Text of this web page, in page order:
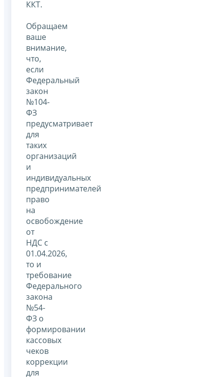
ККТ.
Обращаем
ваше
внимание,
что,
если
Федеральный
закон
№104-
ФЗ
предусматривает
для
таких
организаций
и
индивидуальных
предпринимателей
право
на
освобождение
от
НДС c
01.04.2026,
то и
требование
Федерального
закона
№54-
ФЗ о
формировании
кассовых
чеков
коррекции
для